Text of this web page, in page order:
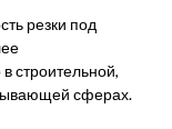
резки под
строительной,
сферах.